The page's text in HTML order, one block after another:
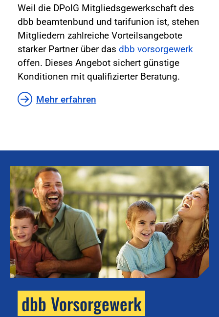
Weil die DPolG Mitgliedsgewerkschaft des
dbb beamtenbund und tarifunion ist, stehen
Mitgliedern zahlreiche Vorteilsangebote
starker Partner über das dbb vorsorgewerk
offen. Dieses Angebot sichert günstige
Konditionen mit qualifizierter Beratung.
Mehr erfahren
dbb Vorsorgewerk